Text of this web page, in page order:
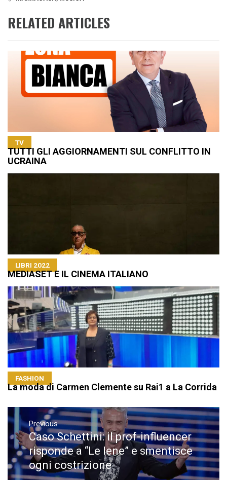
RELATED ARTICLES
TV
TUTTI GLI AGGIORNAMENTI SUL CONFLITTO IN
UCRAINA
LIBRI 2022
MEDIASET E IL CINEMA ITALIANO
FASHION
La moda di Carmen Clemente su Rai1 a La Corrida
Navigazione
articoli
Previous
Previous
post:
Caso Schettini: il prof-influencer
risponde a “Le Iene” e smentisce
ogni costrizione